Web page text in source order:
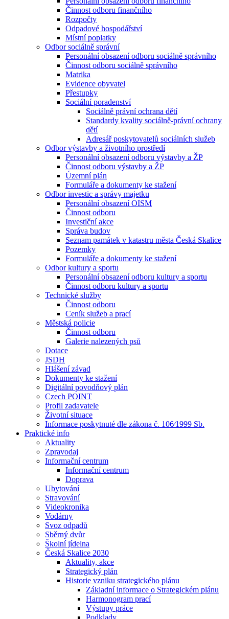
Činnost odboru finančního
Rozpočty
Odpadové hospodářství
Místní poplatky
Odbor sociálně správní
Personální obsazení odboru sociálně správního
Činnost odboru sociálně správního
Matrika
Evidence obyvatel
Přestupky
Sociální poradenství
Sociálně právní ochrana dětí
Standardy kvality sociálně-právní ochrany
dětí
Adresář poskytovatelů sociálních služeb
Odbor výstavby a životního prostředí
Personální obsazení odboru výstavby a ŽP
Činnost odboru výstavby a ŽP
Územní plán
Formuláře a dokumenty ke stažení
Odbor investic a správy majetku
Personální obsazení OISM
Činnost odboru
Investiční akce
Správa budov
Seznam památek v katastru města Česká Skalice
Pozemky
Formuláře a dokumenty ke stažení
Odbor kultury a sportu
Personální obsazení odboru kultury a sportu
Činnost odboru kultury a sportu
Technické služby
Činnost odboru
Ceník služeb a prací
Městská policie
Činnost odboru
Galerie nalezených psů
Dotace
JSDH
Hlášení závad
Dokumenty ke stažení
Digitální povodňový plán
Czech POINT
Profil zadavatele
Životní situace
Informace poskytnuté dle zákona č. 106⁄1999 Sb.
Praktické info
Aktuality
Zpravodaj
Informační centrum
Informační centrum
Doprava
Ubytování
Stravování
Videokronika
Vodárny
Svoz odpadů
Sběrný dvůr
Školní jídelna
Česká Skalice 2030
Aktuality, akce
Strategický plán
Historie vzniku strategického plánu
Základní informace o Strategickém plánu
Harmonogram prací
Výstupy práce
Podklady